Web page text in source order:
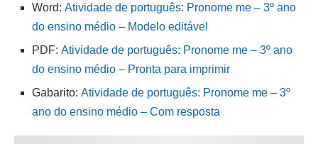
Word: Atividade de português: Pronome me – 3º ano
do ensino médio – Modelo editável
PDF: Atividade de português: Pronome me – 3º ano
do ensino médio – Pronta para imprimir
Gabarito: Atividade de português: Pronome me – 3º
ano do ensino médio – Com resposta